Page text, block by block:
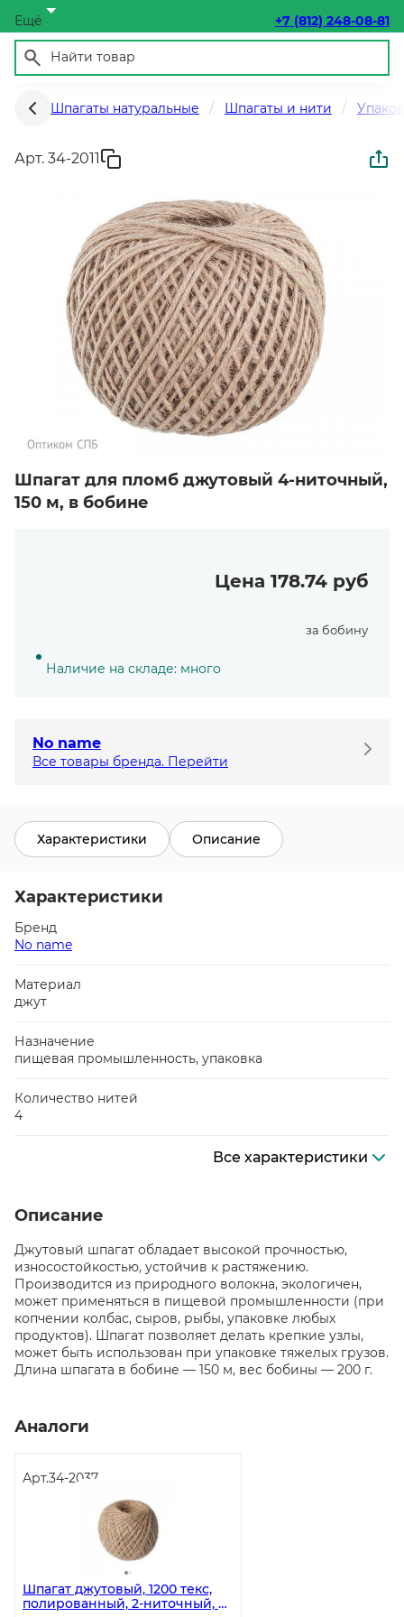
Ещё +7 (812) 248-08-81
Шпагаты натуральные Шпагаты и нити
Арт. 34-2011
Шпагат для пломб джутовый 4-ниточный,
150 м, в бобине
Цена 178.74 руб
за бобину
Наличие на складе: много
No name
Все товары бренда. Перейти
Характеристики Описание
Характеристики
Бренд
No name
Материал
джут
Назначение
пищевая промышленность, упаковка
Количество нитей
4
Все характеристики
Описание
Джутовый шпагат обладает высокой прочностью,
износостойкостью, устойчив к растяжению.
Производится из природного волокна, экологичен,
может применяться в пищевой промышленности (при
копчении колбас, сыров, рыбы, упаковке любых
продуктов). Шпагат позволяет делать крепкие узлы,
может быть использован при упаковке тяжелых грузов.
Длина шпагата в бобине — 150 м, вес бобины — 200 г.
Аналоги
Арт.34-2037
Шпагат джутовый, 1200 текс,
полированный, 2-ниточный, в